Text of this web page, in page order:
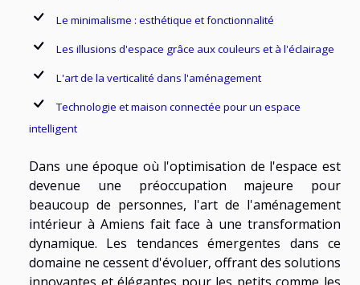
Le minimalisme : esthétique et fonctionnalité
Les illusions d'espace grâce aux couleurs et à l'éclairage
L'art de la verticalité dans l'aménagement
Technologie et maison connectée pour un espace
intelligent
Dans une époque où l'optimisation de l'espace est
devenue une préoccupation majeure pour
beaucoup de personnes, l'art de l'aménagement
intérieur à Amiens fait face à une transformation
dynamique. Les tendances émergentes dans ce
domaine ne cessent d'évoluer, offrant des solutions